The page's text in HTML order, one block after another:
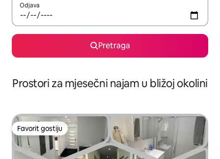
Odjava
Pretraga
Prostori za mjesečni najam u bližoj okolini
Favorit gostiju
Favorit gostiju